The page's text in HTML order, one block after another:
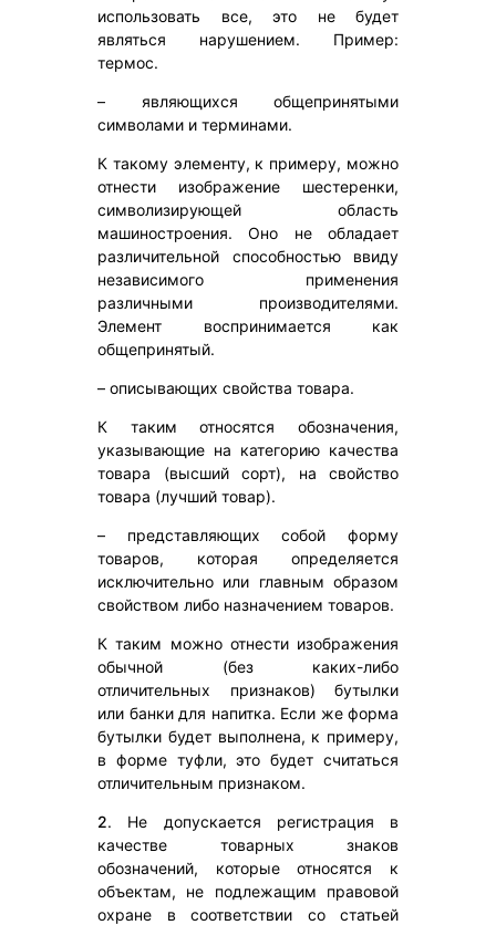
использовать все, это не будет
являться нарушением. Пример:
термос.
– являющихся общепринятыми
символами и терминами.
К такому элементу, к примеру, можно
отнести изображение шестеренки,
символизирующей область
машиностроения. Оно не обладает
различительной способностью ввиду
независимого применения
различными производителями.
Элемент воспринимается как
общепринятый.
– описывающих свойства товара.
К таким относятся обозначения,
указывающие на категорию качества
товара (высший сорт), на свойство
товара (лучший товар).
– представляющих собой форму
товаров, которая определяется
исключительно или главным образом
свойством либо назначением товаров.
К таким можно отнести изображения
обычной (без каких-либо
отличительных признаков) бутылки
или банки для напитка. Если же форма
бутылки будет выполнена, к примеру,
в форме туфли, это будет считаться
отличительным признаком.
2. Не допускается регистрация в
качестве товарных знаков
обозначений, которые относятся к
объектам, не подлежащим правовой
охране в соответствии со статьей